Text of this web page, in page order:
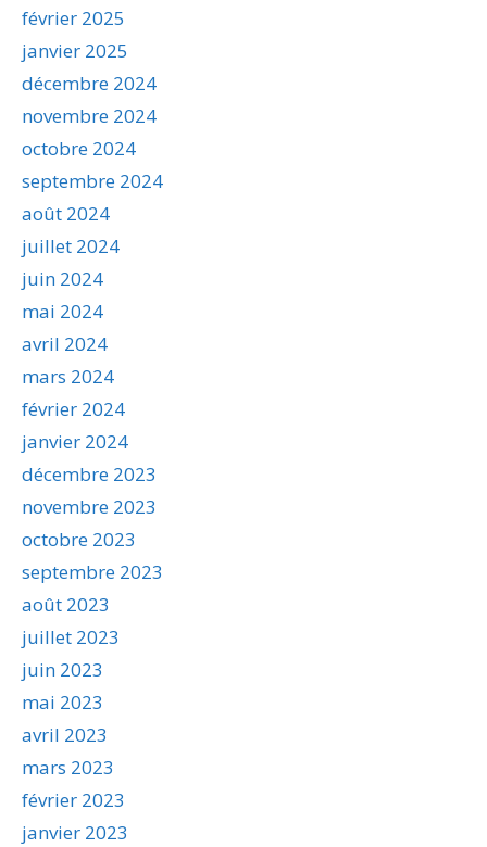
février 2025
janvier 2025
décembre 2024
novembre 2024
octobre 2024
septembre 2024
août 2024
juillet 2024
juin 2024
mai 2024
avril 2024
mars 2024
février 2024
janvier 2024
décembre 2023
novembre 2023
octobre 2023
septembre 2023
août 2023
juillet 2023
juin 2023
mai 2023
avril 2023
mars 2023
février 2023
janvier 2023